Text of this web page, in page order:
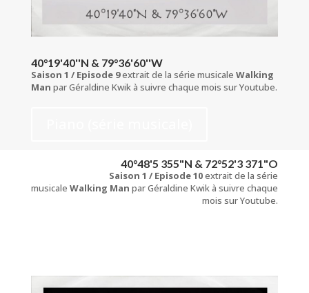
40°19'40''N & 79°36'60''W
Saison 1 / Episode 9extrait de la série musicale Walking
Man par Géraldine Kwik à suivre chaque mois sur Youtube.
40°48'5 355"N & 72°52'3 371"O
Saison 1 / Episode 10extrait de la série
musicaleWalking Man par Géraldine Kwik à suivre chaque
mois sur Youtube.